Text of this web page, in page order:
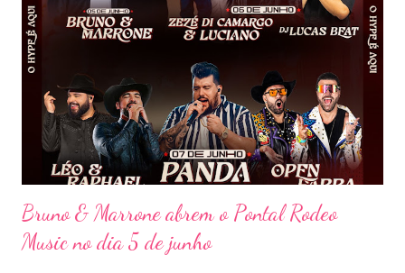
registrada da carreira da dupla, oferecendo ao público um show
imersivo, com horas de duração, que mistura grandes clássicos
do sertanejo com homenagens a outros gêneros. No palco,
Bruninho & Davi transitam com naturalidade entre os seus hits e
releituras de artistas como Sandy & Junior, CPM 22 e
Detonautas, cria...
Bruno & Marrone abrem o Pontal Rodeo
Music no dia 5 de junho